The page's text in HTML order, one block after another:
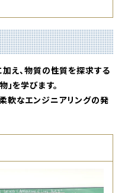
加え、物質の性質を探求する
」を学びます。
軟なエンジニアリングの発